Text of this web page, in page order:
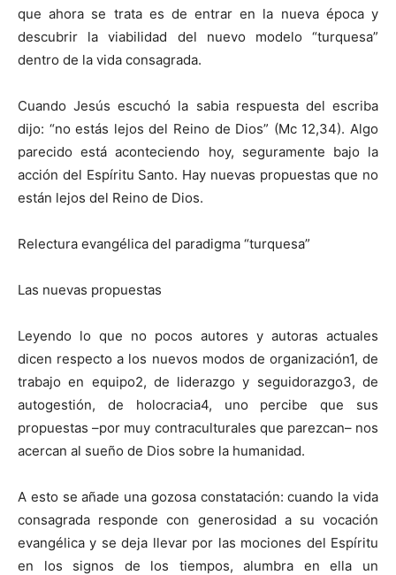
que ahora se trata es de entrar en la nueva época y
descubrir la viabilidad del nuevo modelo “turquesa”
dentro de la vida consagrada.
Cuando Jesús escuchó la sabia respuesta del escriba
dijo: “no estás lejos del Reino de Dios” (Mc 12,34). Algo
parecido está aconteciendo hoy, seguramente bajo la
acción del Espíritu Santo. Hay nuevas propuestas que no
están lejos del Reino de Dios.
Relectura evangélica del paradigma “turquesa”
Las nuevas propuestas
Leyendo lo que no pocos autores y autoras actuales
dicen respecto a los nuevos modos de organización1, de
trabajo en equipo2, de liderazgo y seguidorazgo3, de
autogestión, de holocracia4, uno percibe que sus
propuestas –por muy contraculturales que parezcan– nos
acercan al sueño de Dios sobre la humanidad.
A esto se añade una gozosa constatación: cuando la vida
consagrada responde con generosidad a su vocación
evangélica y se deja llevar por las mociones del Espíritu
en los signos de los tiempos, alumbra en ella un